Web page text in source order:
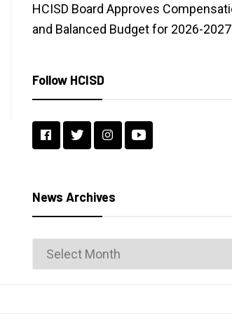
HCISD Board Approves
and Balanced Budget for 2026-2027
Follow HCISD
News Archives
News
Archives